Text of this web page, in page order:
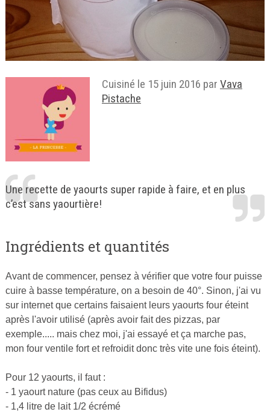
Cuisiné le 15 juin 2016 par Vava
Pistache
Une recette de yaourts super rapide à faire, et en plus
c’est sans yaourtière!
Ingrédients et quantités
Avant de commencer, pensez à vérifier que votre four puisse
cuire à basse température, on a besoin de 40°. Sinon, j'ai vu
sur internet que certains faisaient leurs yaourts four éteint
après l'avoir utilisé (après avoir fait des pizzas, par
exemple..... mais chez moi, j'ai essayé et ça marche pas,
mon four ventile fort et refroidit donc très vite une fois éteint).
Pour 12 yaourts, il faut :
- 1 yaourt nature (pas ceux au Bifidus)
- 1,4 litre de lait 1/2 écrémé